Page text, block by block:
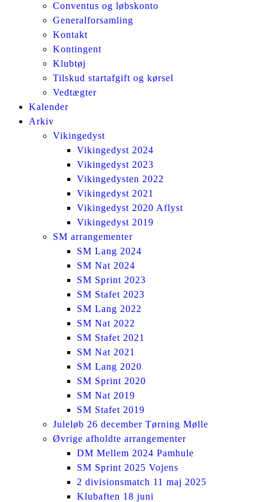
Conventus og løbskonto
Generalforsamling
Kontakt
Kontingent
Klubtøj
Tilskud startafgift og kørsel
Vedtægter
Kalender
Arkiv
Vikingedyst
Vikingedyst 2024
Vikingedyst 2023
Vikingedysten 2022
Vikingedyst 2021
Vikingedyst 2020 Aflyst
Vikingedyst 2019
SM arrangementer
SM Lang 2024
SM Nat 2024
SM Sprint 2023
SM Stafet 2023
SM Lang 2022
SM Nat 2022
SM Stafet 2021
SM Nat 2021
SM Lang 2020
SM Sprint 2020
SM Nat 2019
SM Stafet 2019
Juleløb 26 december Tørning Mølle
Øvrige afholdte arrangementer
DM Mellem 2024 Pamhule
SM Sprint 2025 Vojens
2 divisionsmatch 11 maj 2025
Klubaften 18 juni